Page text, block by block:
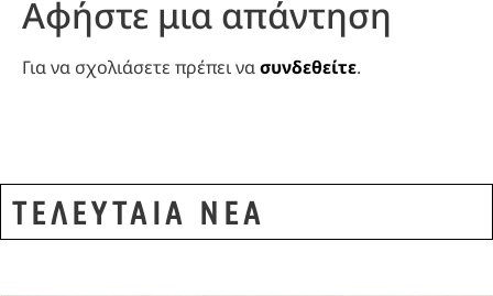
Αφήστε μια απάντηση
Για να σχολιάσετε πρέπει νασυνδεθείτε.
ΤΕΛΕΥΤΑΙΑ ΝΕΑ